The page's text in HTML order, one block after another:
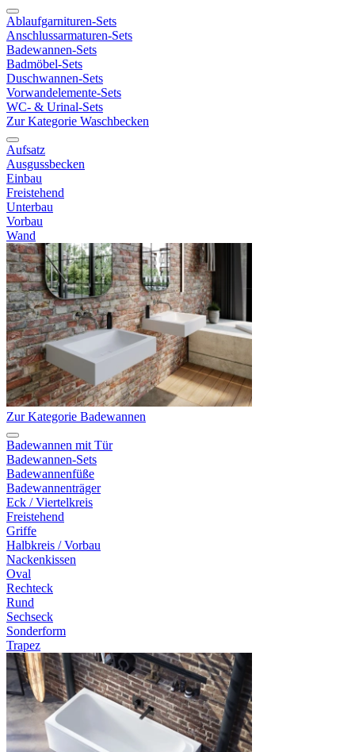
Ablaufgarnituren-Sets
Anschlussarmaturen-Sets
Badewannen-Sets
Badmöbel-Sets
Duschwannen-Sets
Vorwandelemente-Sets
WC- & Urinal-Sets
Zur Kategorie Waschbecken
Aufsatz
Ausgussbecken
Einbau
Freistehend
Unterbau
Vorbau
Wand
Zur Kategorie Badewannen
Badewannen mit Tür
Badewannen-Sets
Badewannenfüße
Badewannenträger
Eck / Viertelkreis
Freistehend
Griffe
Halbkreis / Vorbau
Nackenkissen
Oval
Rechteck
Rund
Sechseck
Sonderform
Trapez